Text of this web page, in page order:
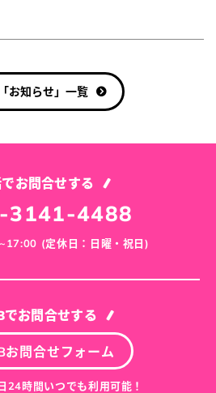
お問合せフォーム
24時間いつでも利用可能！
お知らせ」一覧
お問合せする
3141-4488
(定休日：日曜・祝日)
お問合せする
お問合せフォーム
時間いつでも利用可能！